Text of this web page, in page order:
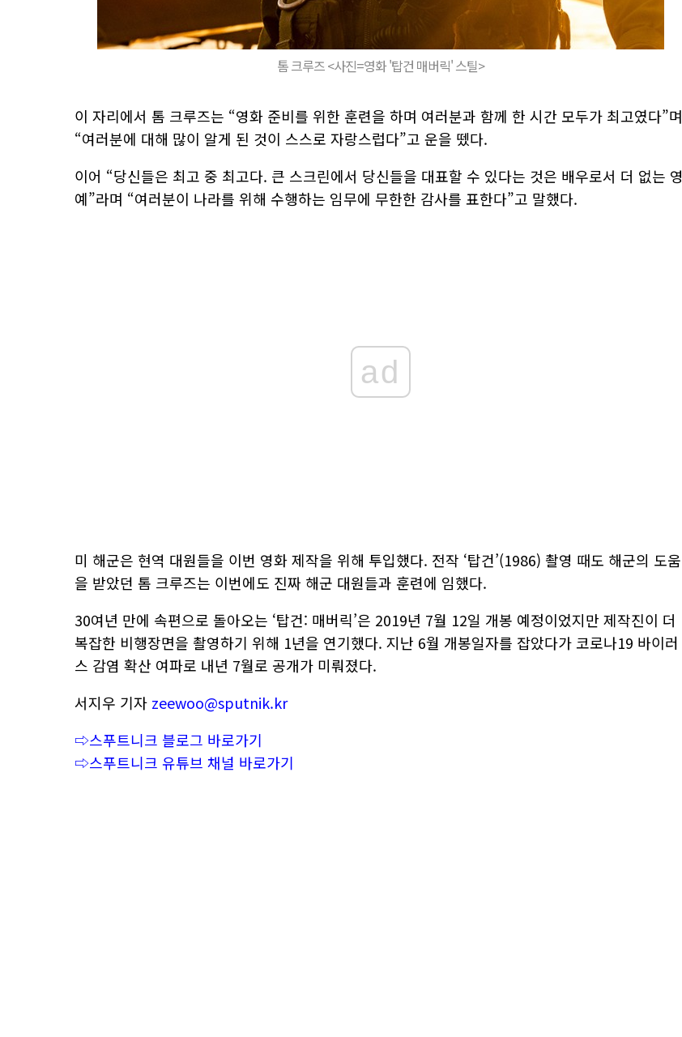
톰 크루즈 <사진=영화 '탑건 매버릭' 스틸>
이 자리에서 톰 크루즈는 “영화 준비를 위한 훈련을 하며 여러분과 함께 한 시간 모두가 최고였다”며
“여러분에 대해 많이 알게 된 것이 스스로 자랑스럽다”고 운을 뗐다.
이어 “당신들은 최고 중 최고다. 큰 스크린에서 당신들을 대표할 수 있다는 것은 배우로서 더 없는 영
예”라며 “여러분이 나라를 위해 수행하는 임무에 무한한 감사를 표한다”고 말했다.
ad
미 해군은 현역 대원들을 이번 영화 제작을 위해 투입했다. 전작 ‘탑건’(1986) 촬영 때도 해군의 도움
을 받았던 톰 크루즈는 이번에도 진짜 해군 대원들과 훈련에 임했다.
30여년 만에 속편으로 돌아오는 ‘탑건: 매버릭’은 2019년 7월 12일 개봉 예정이었지만 제작진이 더
복잡한 비행장면을 촬영하기 위해 1년을 연기했다. 지난 6월 개봉일자를 잡았다가 코로나19 바이러
스 감염 확산 여파로 내년 7월로 공개가 미뤄졌다.
서지우 기자 zeewoo@sputnik.kr
⇨스푸트니크 블로그 바로가기
⇨스푸트니크 유튜브 채널 바로가기